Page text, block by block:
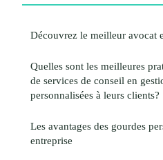
Découvrez le meilleur avocat
Quelles sont les meilleures
de services de conseil en
personnalisées à leurs clients?
Les avantages des gourdes
entreprise